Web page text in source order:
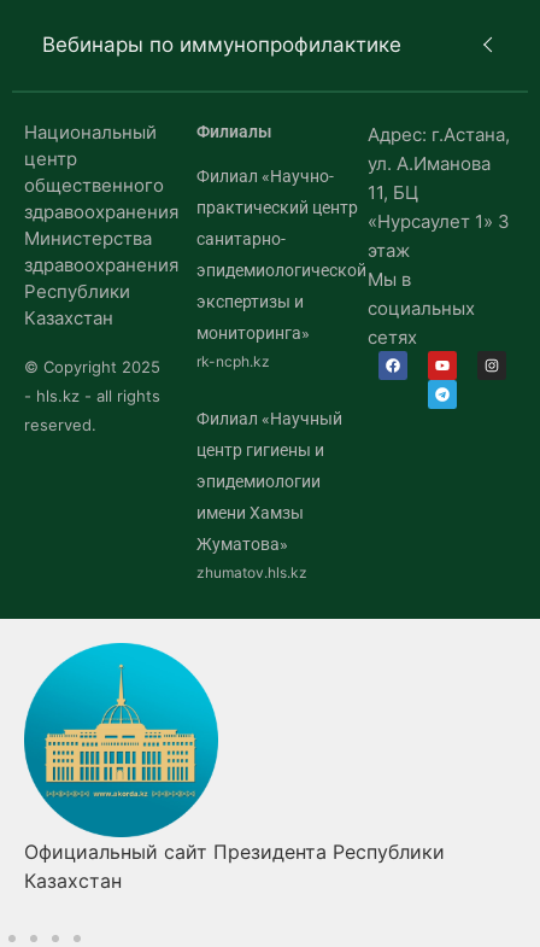
Вебинары по иммунопрофилактике
Национальный
центр
общественного
здравоохранения
Министерства
здравоохранения
Республики
Казахстан
© Copyright 2025
- hls.kz - all rights
reserved.
Филиалы
Филиал «Научно-
практический центр
санитарно-
эпидемиологической
экспертизы и
мониторинга»
rk-ncph.kz
Филиал «Научный
центр гигиены и
эпидемиологии
имени Хамзы
Жуматова»
zhumatov.hls.kz
Адрес: г.Астана,
ул. А.Иманова
11, БЦ
«Нурсаулет 1» 3
этаж
Мы в
социальных
сетях